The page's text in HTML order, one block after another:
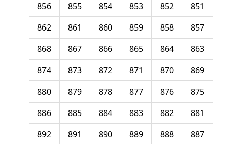
851
852
853
854
855
856
857
858
859
860
861
862
863
864
865
866
867
868
869
870
871
872
873
874
875
876
877
878
879
880
881
882
883
884
885
886
887
888
889
890
891
892